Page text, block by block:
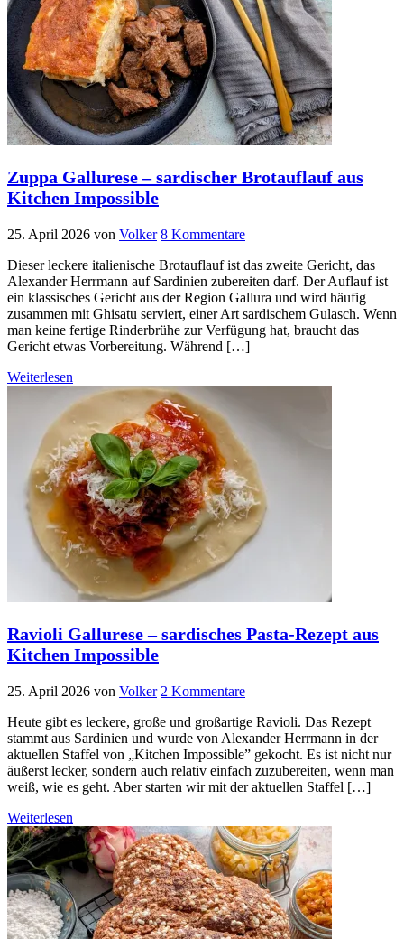
Zuppa Gallurese – sardischer Brotauflauf aus
Kitchen Impossible
25. April 2026 von Volker 8 Kommentare
Dieser leckere italienische Brotauflauf ist das zweite Gericht, das
Alexander Herrmann auf Sardinien zubereiten darf. Der Auflauf ist
ein klassisches Gericht aus der Region Gallura und wird häufig
zusammen mit Ghisatu serviert, einer Art sardischem Gulasch. Wenn
man keine fertige Rinderbrühe zur Verfügung hat, braucht das
Gericht etwas Vorbereitung. Während […]
Weiterlesen
Ravioli Gallurese – sardisches Pasta-Rezept aus
Kitchen Impossible
25. April 2026 von Volker 2 Kommentare
Heute gibt es leckere, große und großartige Ravioli. Das Rezept
stammt aus Sardinien und wurde von Alexander Herrmann in der
aktuellen Staffel von „Kitchen Impossible” gekocht. Es ist nicht nur
äußerst lecker, sondern auch relativ einfach zuzubereiten, wenn man
weiß, wie es geht. Aber starten wir mit der aktuellen Staffel […]
Weiterlesen